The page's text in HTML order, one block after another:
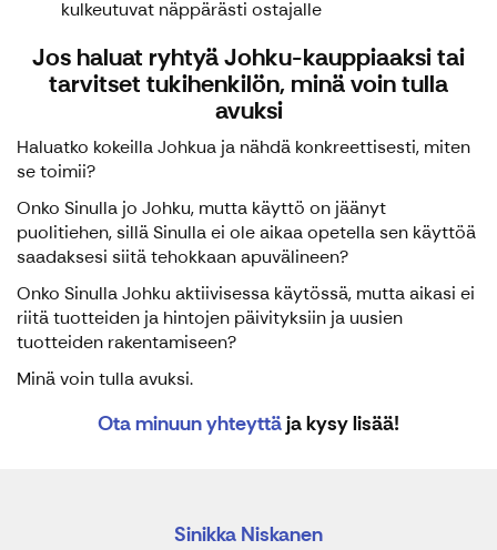
kulkeutuvat näppärästi ostajalle
Jos haluat ryhtyä Johku-kauppiaaksi tai
tarvitset tukihenkilön, minä voin tulla
avuksi
Haluatko kokeilla Johkua ja nähdä konkreettisesti, miten
se toimii?
Onko Sinulla jo Johku, mutta käyttö on jäänyt
puolitiehen, sillä Sinulla ei ole aikaa opetella sen käyttöä
saadaksesi siitä tehokkaan apuvälineen?
Onko Sinulla Johku aktiivisessa käytössä, mutta aikasi ei
riitä tuotteiden ja hintojen päivityksiin ja uusien
tuotteiden rakentamiseen?
Minä voin tulla avuksi.
Ota minuun yhteyttäja kysy lisää!
Sinikka Niskanen